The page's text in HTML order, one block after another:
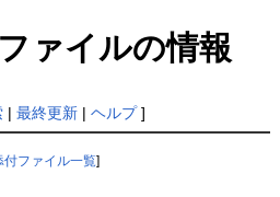
ァイルの情報
| 最終更新| ヘルプ]
ファイル一覧